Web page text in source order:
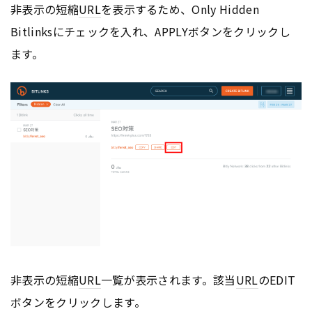
非表示の短縮URLを表示するため、Only Hidden
Bitlinksにチェックを入れ、APPLYボタンをクリックし
ます。
非表示の短縮URL一覧が表示されます。該当URLのEDIT
ボタンをクリックします。